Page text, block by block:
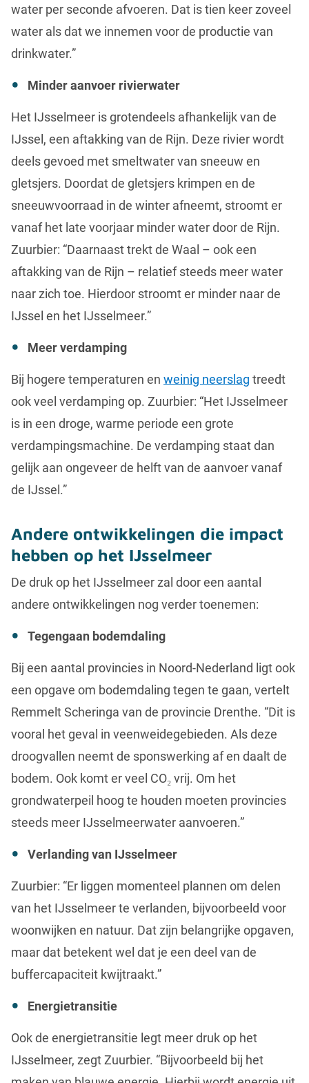
water per seconde afvoeren. Dat is tien keer zoveel
water als dat we innemen voor de productie van
drinkwater.”
Minder aanvoer rivierwater
Het IJsselmeer is grotendeels afhankelijk van de
IJssel, een aftakking van de Rijn. Deze rivier wordt
deels gevoed met smeltwater van sneeuw en
gletsjers. Doordat de gletsjers krimpen en de
sneeuwvoorraad in de winter afneemt, stroomt er
vanaf het late voorjaar minder water door de Rijn.
Zuurbier: “Daarnaast trekt de Waal – ook een
aftakking van de Rijn – relatief steeds meer water
naar zich toe. Hierdoor stroomt er minder naar de
IJssel en het IJsselmeer.”
Meer verdamping
Bij hogere temperaturen en weinig neerslag treedt
ook veel verdamping op. Zuurbier: “Het IJsselmeer
is in een droge, warme periode een grote
verdampingsmachine. De verdamping staat dan
gelijk aan ongeveer de helft van de aanvoer vanaf
de IJssel.”
Andere ontwikkelingen die impact
hebben op het IJsselmeer
De druk op het IJsselmeer zal door een aantal
andere ontwikkelingen nog verder toenemen:
Tegengaan bodemdaling
Bij een aantal provincies in Noord-Nederland ligt ook
een opgave om bodemdaling tegen te gaan, vertelt
Remmelt Scheringa van de provincie Drenthe. “Dit is
vooral het geval in veenweidegebieden. Als deze
droogvallen neemt de sponswerking af en daalt de
bodem. Ook komt er veel CO₂ vrij. Om het
grondwaterpeil hoog te houden moeten provincies
steeds meer IJsselmeerwater aanvoeren.”
Verlanding van IJsselmeer
Zuurbier: “Er liggen momenteel plannen om delen
van het IJsselmeer te verlanden, bijvoorbeeld voor
woonwijken en natuur. Dat zijn belangrijke opgaven,
maar dat betekent wel dat je een deel van de
buffercapaciteit kwijtraakt.”
Energietransitie
Ook de energietransitie legt meer druk op het
IJsselmeer, zegt Zuurbier. “Bijvoorbeeld bij het